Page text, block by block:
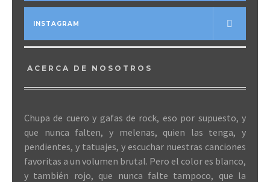
INSTAGRAM
ACERCA DE NOSOTROS
Chupa de cuero y gafas de rock, eso por supuesto, y
que nunca falten, y melenas, quien las tenga, y
pendientes, y tatuajes, y escuchar nuestras canciones
favoritas a un volumen brutal. Pero el color es blanco,
y también rojo, que nunca falte tampoco, que la